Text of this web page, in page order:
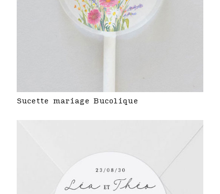
Sucette mariage Bucolique